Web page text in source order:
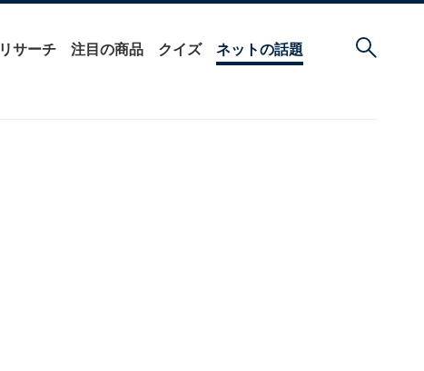
リサーチ 注目の商品 クイズ ネットの話題